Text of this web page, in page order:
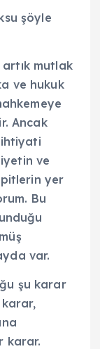
şöyle
mutlak
ve hukuk
Ancak
ihtiyati
ve
yer
Bu
var.
şu karar
karar.